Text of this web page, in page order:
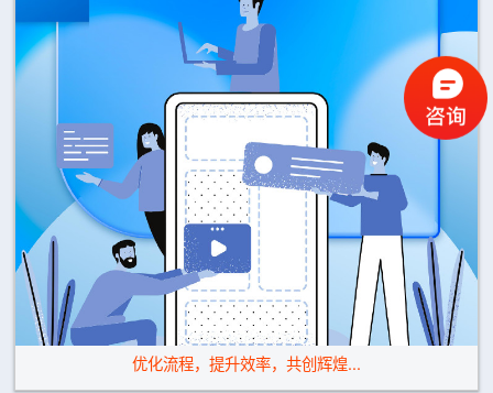
优化流程，提升效率，共创辉煌...